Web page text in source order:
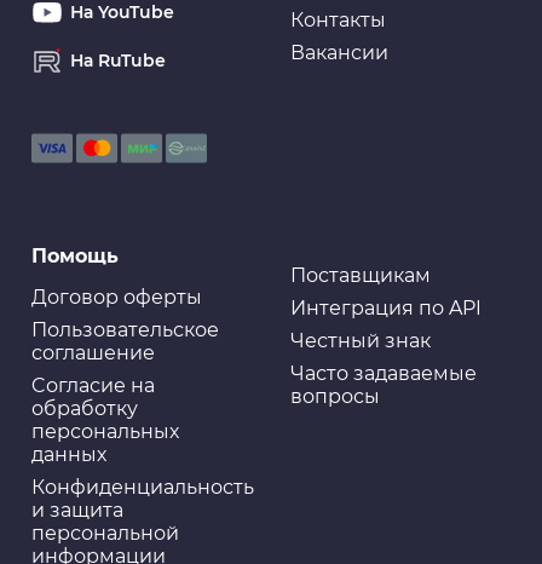
Контакты
Вакансии
Помощь
Договор оферты
Пользовательское
соглашение
Cогласие на
обработку
персональных
данных
Конфиденциальность
и защита
персональной
информации
Поставщикам
Интеграция по API
Честный знак
Часто задаваемые
вопросы
На YouTube
На RuTube